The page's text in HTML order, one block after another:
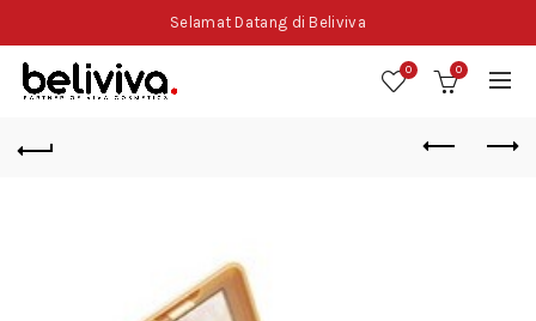
Selamat Datang di Beliviva
0 0